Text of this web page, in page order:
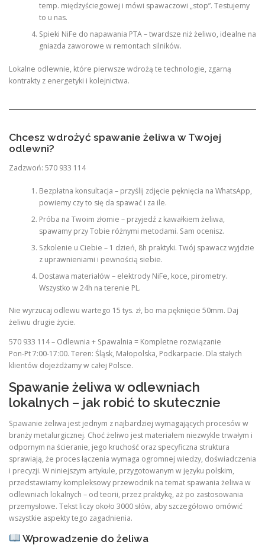
temp. międzyściegowej i mówi spawaczowi „stop”. Testujemy
to u nas.
Spieki NiFe do napawania PTA – twardsze niż żeliwo, idealne na
gniazda zaworowe w remontach silników.
Lokalne odlewnie, które pierwsze wdrożą te technologie, zgarną
kontrakty z energetyki i kolejnictwa.
Chcesz wdrożyć spawanie żeliwa w Twojej
odlewni?
Zadzwoń: 570 933 114
Bezpłatna konsultacja – przyślij zdjęcie pęknięcia na WhatsApp,
powiemy czy to się da spawać i za ile.
Próba na Twoim złomie – przyjedź z kawałkiem żeliwa,
spawamy przy Tobie różnymi metodami. Sam ocenisz.
Szkolenie u Ciebie – 1 dzień, 8h praktyki. Twój spawacz wyjdzie
z uprawnieniami i pewnością siebie.
Dostawa materiałów – elektrody NiFe, koce, pirometry.
Wszystko w 24h na terenie PL.
Nie wyrzucaj odlewu wartego 15 tys. zł, bo ma pęknięcie 50mm. Daj
żeliwu drugie życie.
570 933 114 – Odlewnia + Spawalnia = Kompletne rozwiązanie
Pon-Pt 7:00-17:00. Teren: Śląsk, Małopolska, Podkarpacie. Dla stałych
klientów dojeżdżamy w całej Polsce.
Spawanie żeliwa w odlewniach
lokalnych – jak robić to skutecznie
Spawanie żeliwa jest jednym z najbardziej wymagających procesów w
branży metalurgicznej. Choć żeliwo jest materiałem niezwykle trwałym i
odpornym na ścieranie, jego kruchość oraz specyficzna struktura
sprawiają, że proces łączenia wymaga ogromnej wiedzy, doświadczenia
i precyzji. W niniejszym artykule, przygotowanym w języku polskim,
przedstawiamy kompleksowy przewodnik na temat spawania żeliwa w
odlewniach lokalnych – od teorii, przez praktykę, aż po zastosowania
przemysłowe. Tekst liczy około 3000 słów, aby szczegółowo omówić
wszystkie aspekty tego zagadnienia.
Wprowadzenie do żeliwa